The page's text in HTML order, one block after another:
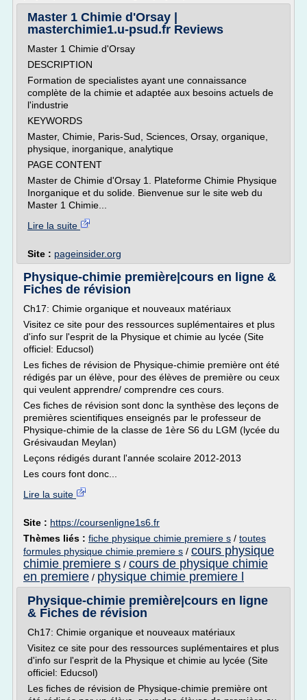
Master 1 Chimie d'Orsay |
masterchimie1.u-psud.fr Reviews
Master 1 Chimie d'Orsay
DESCRIPTION
Formation de specialistes ayant une connaissance
complète de la chimie et adaptée aux besoins actuels de
l'industrie
KEYWORDS
Master, Chimie, Paris-Sud, Sciences, Orsay, organique,
physique, inorganique, analytique
PAGE CONTENT
Master de Chimie d'Orsay 1. Plateforme Chimie Physique
Inorganique et du solide. Bienvenue sur le site web du
Master 1 Chimie...
Lire la suite
Site : pageinsider.org
Physique-chimie première|cours en ligne &
Fiches de révision
Ch17: Chimie organique et nouveaux matériaux
Visitez ce site pour des ressources suplémentaires et plus
d'info sur l'esprit de la Physique et chimie au lycée (Site
officiel: Educsol)
Les fiches de révision de Physique-chimie première ont été
rédigés par un élève, pour des élèves de première ou ceux
qui veulent apprendre/ comprendre ces cours.
Ces fiches de révision sont donc la synthèse des leçons de
premières scientifiques enseignés par le professeur de
Physique-chimie de la classe de 1ère S6 du LGM (lycée du
Grésivaudan Meylan)
Leçons rédigés durant l'année scolaire 2012-2013
Les cours font donc...
Lire la suite
Site : https://coursenligne1s6.fr
Thèmes liés : fiche physique chimie premiere s / toutes
formules physique chimie premiere s / cours physique
chimie premiere s / cours de physique chimie
en premiere / physique chimie premiere l
Physique-chimie première|cours en ligne
& Fiches de révision
Ch17: Chimie organique et nouveaux matériaux
Visitez ce site pour des ressources suplémentaires et plus
d'info sur l'esprit de la Physique et chimie au lycée (Site
officiel: Educsol)
Les fiches de révision de Physique-chimie première ont